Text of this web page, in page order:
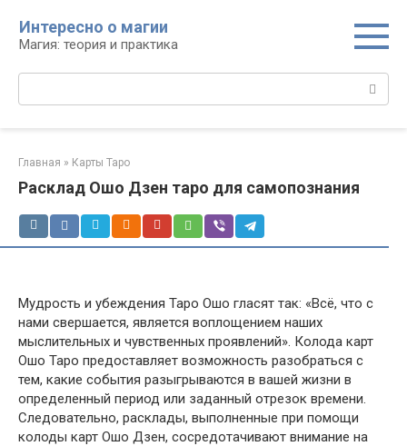
контенту
Интересно о магии
Магия: теория и практика
Главная » Карты Таро
Расклад Ошо Дзен таро для самопознания
Мудрость и убеждения Таро Ошо гласят так: «Всё, что с
нами свершается, является воплощением наших
мыслительных и чувственных проявлений». Колода карт
Ошо Таро предоставляет возможность разобраться с
тем, какие события разыгрываются в вашей жизни в
определенный период или заданный отрезок времени.
Следовательно, расклады, выполненные при помощи
колоды карт Ошо Дзен, сосредотачивают внимание на